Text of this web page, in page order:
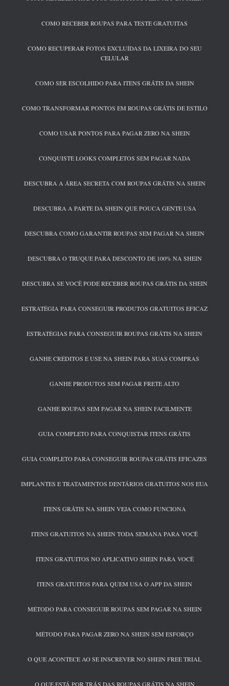
COMO RECEBER ROUPAS PARA TESTE GRATUITAS
COMO RECUPERAR FOTOS EXCLUÍDAS DA LIXEIRA DO SEU
CELULAR
COMO SER ESCOLHIDO PARA ITENS GRÁTIS DA SHEIN
COMO TRANSFORMAR PONTOS EM ROUPAS GRÁTIS DE ESTILO
COMO USAR PONTOS PARA PAGAR ZERO NA SHEIN
CONQUISTE LOOKS COMPLETOS SEM PAGAR NADA
DESCUBRA A ÁREA SECRETA COM ROUPAS GRÁTIS NA SHEIN
DESCUBRA A PARTE DA SHEIN QUE POUCA GENTE USA
DESCUBRA COMO GARANTIR ROUPAS SEM PAGAR NA SHEIN
DESCUBRA O TRUQUE PARA DESCONTO DE 100% NA SHEIN
DESCUBRA SE VOCÊ PODE RECEBER ROUPAS GRÁTIS DA SHEIN
ESTRATÉGIA PARA CONSEGUIR PRODUTOS GRATUITOS EFICAZ
ESTRATÉGIAS PARA CONSEGUIR ROUPAS GRÁTIS NA SHEIN
GANHE CRÉDITOS E USE NA SHEIN PARA SUAS COMPRAS
GANHE PRODUTOS SEM PAGAR FRETE ALTO
GANHE ROUPAS SEM PAGAR NA SHEIN FACILMENTE
GUIA COMPLETO PARA CONQUISTAR ITENS GRÁTIS
GUIA COMPLETO PARA CONSEGUIR ROUPAS GRÁTIS EFICAZES
IMPLANTES E TRATAMENTOS DENTÁRIOS GRATUITOS NOS EUA
ITENS GRÁTIS NA SHEIN VEJA COMO FUNCIONA
ITENS GRATUITOS NA SHEIN TODA SEMANA PARA VOCÊ
ITENS GRATUITOS NO APLICATIVO SHEIN PARA VOCÊ
ITENS GRATUITOS PARA QUEM USA O APP DA SHEIN
MÉTODO PARA CONSEGUIR ROUPAS SEM PAGAR NA SHEIN
MÉTODO PARA PAGAR ZERO NA SHEIN SEM ESFORÇO
O QUE ACONTECE AO SE INSCREVER NO SHEIN FREE TRIAL
O QUE ESTÁ POR TRÁS DAS ROUPAS GRÁTIS NA SHEIN